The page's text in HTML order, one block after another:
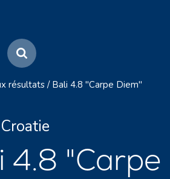
résultats / Bali 4.8 "Carpe Diem"
"Carpe